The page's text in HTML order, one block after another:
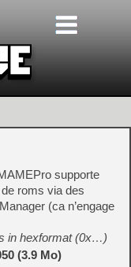
supporte
roms via des
(ca n’engage
in hexformat (0x…)
(3.9 Mo)